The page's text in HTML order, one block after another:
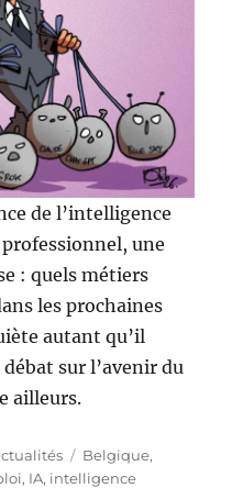
de l’intelligence
une
: quels métiers
les prochaines
autant qu’il
sur l’avenir du
ailleurs.
Étiquettes
Belgique,
, IA, intelligence